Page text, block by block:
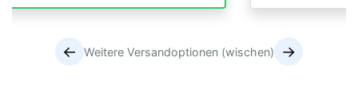
← Weitere Versandoptionen (wischen) →